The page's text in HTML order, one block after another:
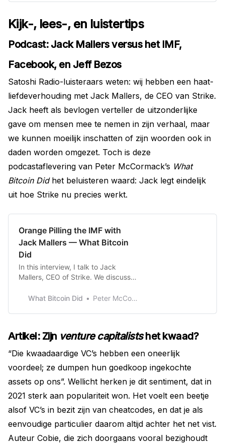
geld?’ en pleiter voor
munt. Kijk hier he…
Kijk-, lees-, en luistertips
Podcast: Jack Mallers versus het IMF,
Facebook, en Jeff Bezos
Satoshi Radio-luisteraars weten: wij hebben een haat-
liefdeverhouding met Jack Mallers, de CEO van Strike.
Jack heeft als bevlogen verteller de uitzonderlijke
gave om mensen mee te nemen in zijn verhaal, maar
we kunnen moeilijk inschatten of zijn woorden ook in
daden worden omgezet. Toch is deze
podcastaflevering van Peter McCormack’s What
Bitcoin Didhet beluisteren waard: Jack legt eindelijk
uit hoe Strike nu precies werkt.
Orange Pilling the IMF with
Jack Mallers — What Bitcoin
Did
In this interview, I talk to Jack
Mallers, CEO of Strike. We discuss
Facebook, Jeff Bezos, and
What Bitcoin Did Peter McCormack
Artikel: Zijn venture capitalistshet kwaad?
“Die kwaadaardige VC’s hebben een oneerlijk
voordeel; ze dumpen hun goedkoop ingekochte
assets op ons”. Wellicht herken je dit sentiment, dat in
2021 sterk aan populariteit won. Het voelt een beetje
alsof VC’s in bezit zijn van cheatcodes, en dat je als
eenvoudige particulier daarom altijd achter het net vist.
Auteur Cobie, die zich doorgaans vooral bezighoudt